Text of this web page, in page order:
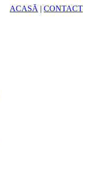
ACASĂ | CONTACT